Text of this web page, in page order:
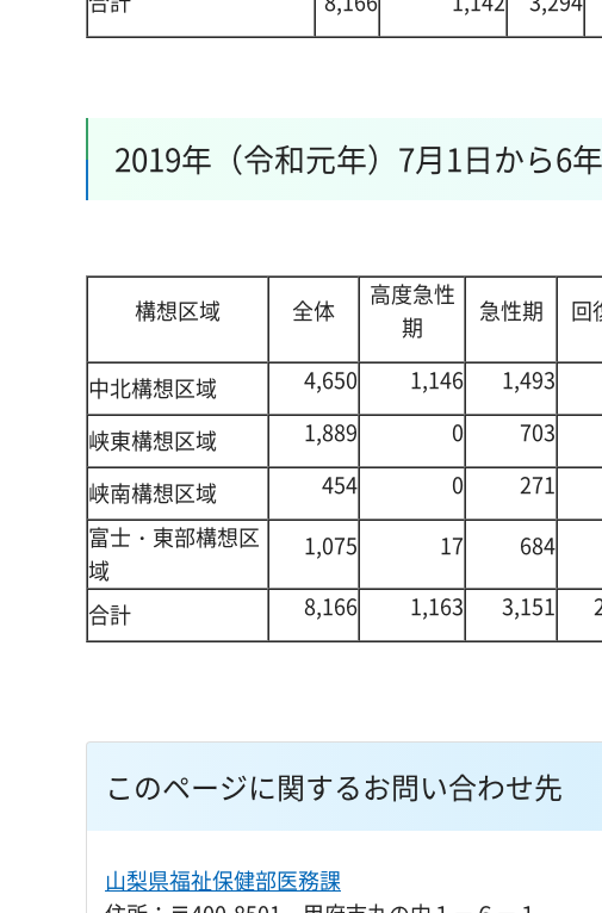
2019年（令和元年）7月1日から6
構想区域 全体
高度急性
期
急性期 回
中北構想区域 4,650 1,146 1,493
峡東構想区域
1,889 0 703
峡南構想区域
454 0 271
富士・東部構想区
域
1,075 17 684
合計 8,166 1,163 3,151
このページに関するお問い合わせ先
山梨県福祉保健部医務課